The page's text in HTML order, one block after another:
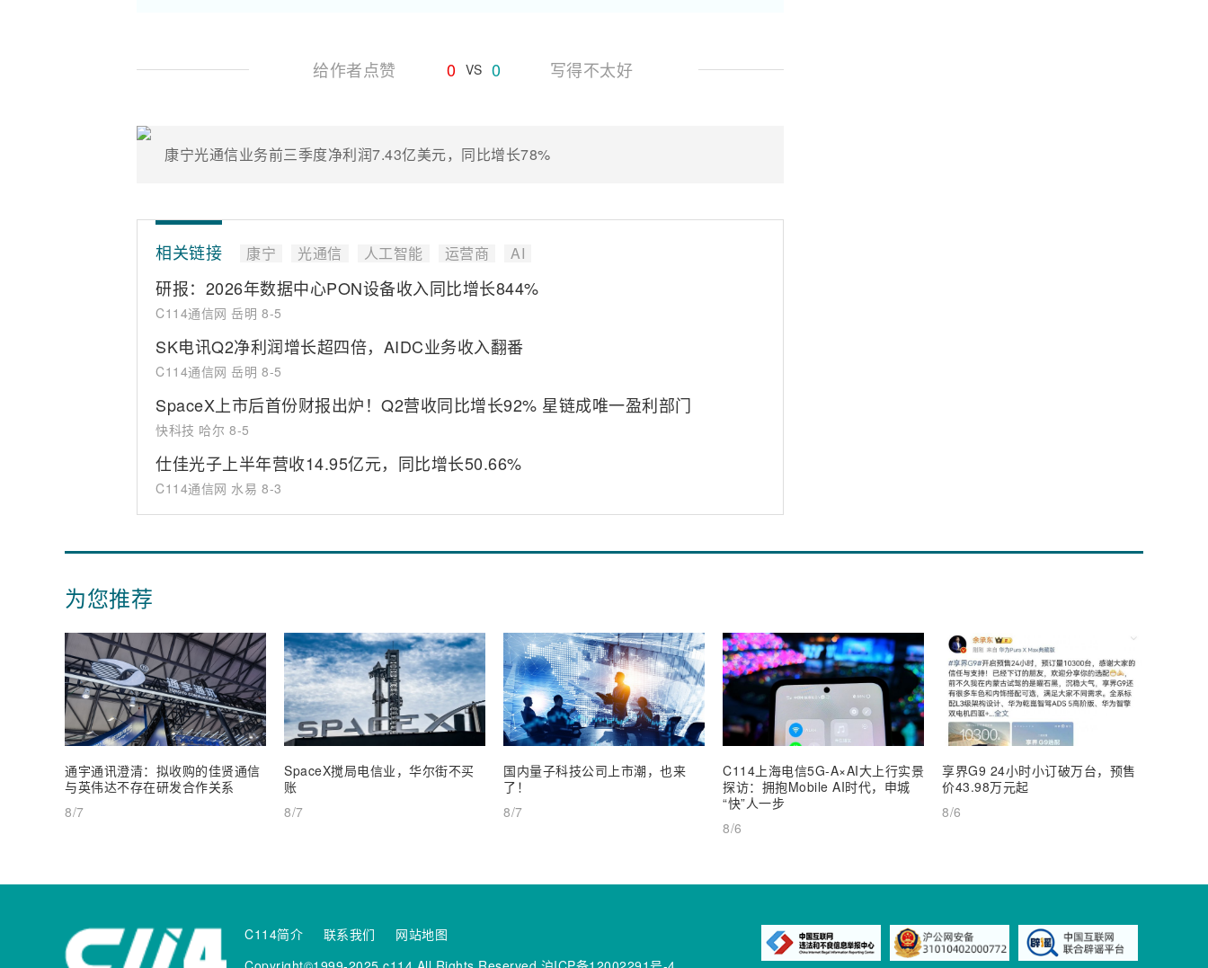
给作者点赞 0 VS 0 写得不太好
康宁光通信业务前三季度净利润7.43亿美元，同比增长78%
相关链接 康宁 光通信 人工智能 运营商 AI
研报：2026年数据中心PON设备收入同比增长844%
C114通信网 岳明 8-5
SK电讯Q2净利润增长超四倍，AIDC业务收入翻番
C114通信网 岳明 8-5
SpaceX上市后首份财报出炉！Q2营收同比增长92% 星链成唯一盈利部门
快科技 哈尔 8-5
仕佳光子上半年营收14.95亿元，同比增长50.66%
C114通信网 水易 8-3
为您推荐
通宇通讯澄清：拟收购的佳贤通信
与英伟达不存在研发合作关系
8/7
SpaceX搅局电信业，华尔街不买
账
8/7
国内量子科技公司上市潮，也来
了！
8/7
C114上海电信5G-A×AI大上行实景
探访：拥抱Mobile AI时代，申城
“快”人一步
8/6
享界G9 24小时小订破万台，预售
价43.98万元起
8/6
C114简介 联系我们
网站地图